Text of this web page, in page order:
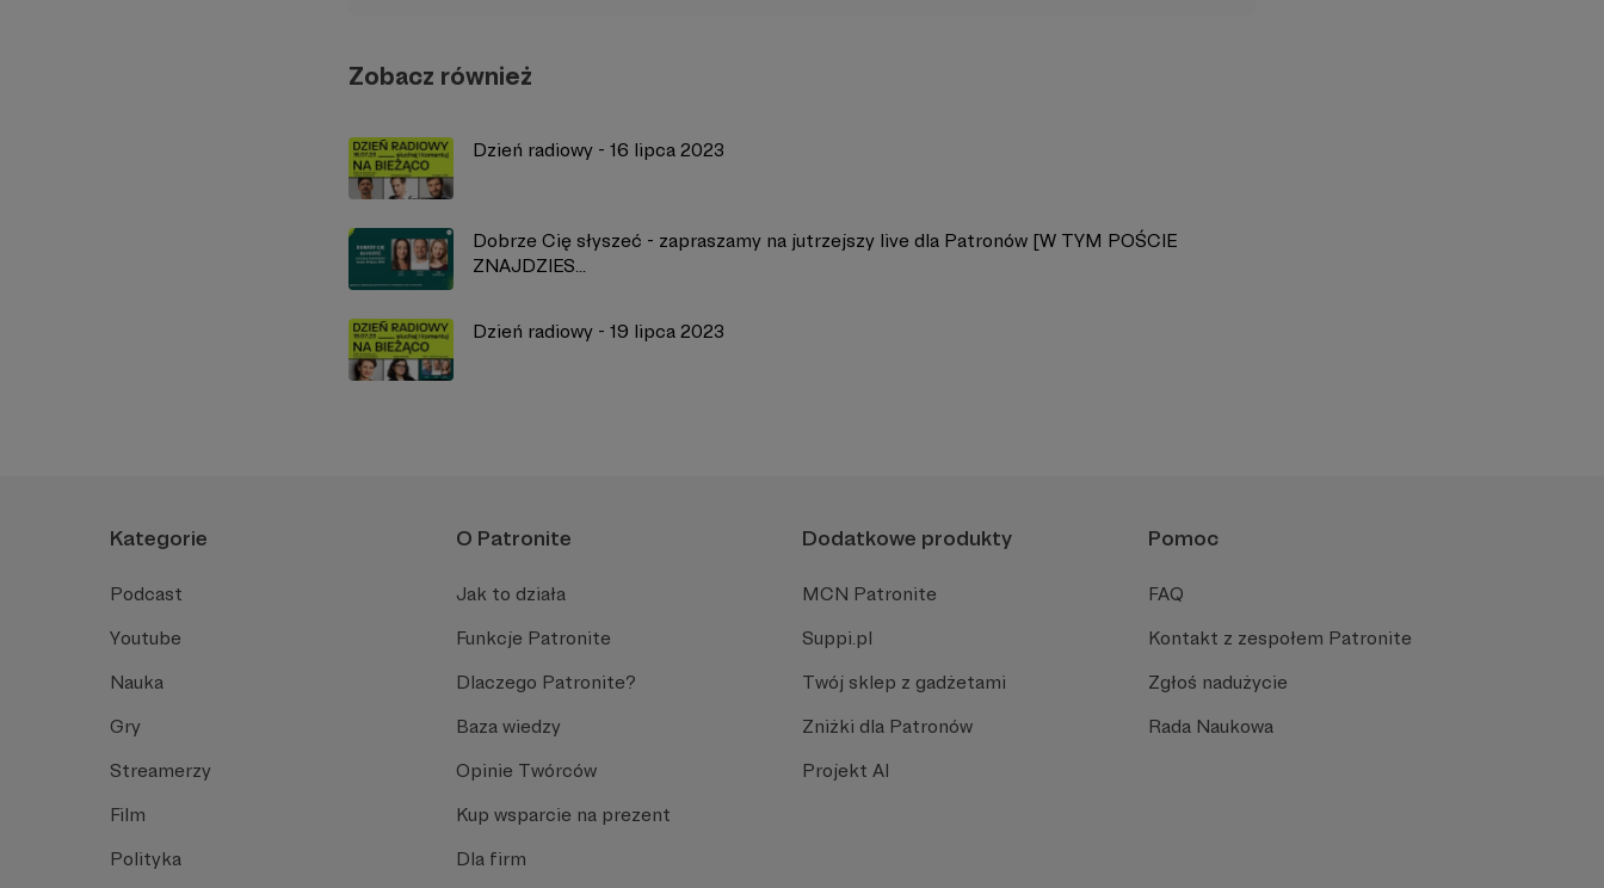
Zobacz również
Dzień radiowy - 16 lipca 2023
Dobrze Cię słyszeć - zapraszamy na jutrzejszy live dla Patronów [W TYM POŚCIE
ZNAJDZIES...
Dzień radiowy - 19 lipca 2023
Kategorie
Podcast
Youtube
Nauka
Gry
Streamerzy
Film
Polityka
O Patronite
Jak to działa
Funkcje Patronite
Dlaczego Patronite?
Baza wiedzy
Opinie Twórców
Kup wsparcie na prezent
Dla firm
Dodatkowe produkty
MCN Patronite
Suppi.pl
Twój sklep z gadżetami
Zniżki dla Patronów
Projekt AI
Pomoc
FAQ
Kontakt z zespołem Patronite
Zgłoś nadużycie
Rada Naukowa